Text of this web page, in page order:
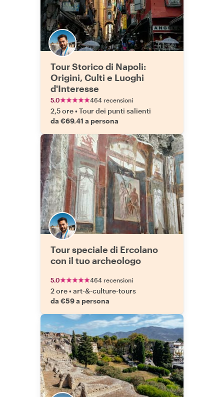
Tour Storico di Napoli:
Origini, Culti e Luoghi
d'Interesse
5.0 464 recensioni
2,5 ore•Tour dei punti salienti
da €69.41 a persona
Tour speciale di Ercolano
con il tuo archeologo
5.0 464 recensioni
2 ore•art-&-culture-tours
da €59 a persona